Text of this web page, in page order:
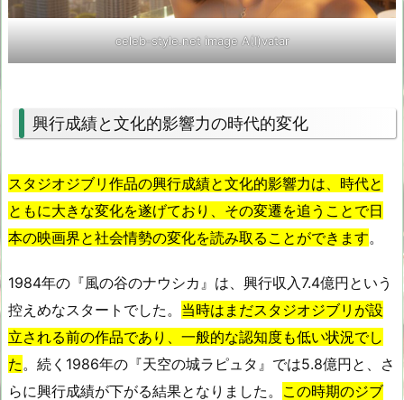
celeb-style.net image A(I)vatar
興行成績と文化的影響力の時代的変化
スタジオジブリ作品の興行成績と文化的影響力は、時代と
ともに大きな変化を遂げており、その変遷を追うことで日
本の映画界と社会情勢の変化を読み取ることができます。
1984年の『風の谷のナウシカ』は、興行収入7.4億円という
控えめなスタートでした。 当時はまだスタジオジブリが設
立される前の作品であり、一般的な認知度も低い状況でし
た。続く1986年の『天空の城ラピュタ』では5.8億円と、さ
らに興行成績が下がる結果となりました。 この時期のジブ